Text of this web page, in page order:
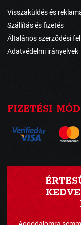
Visszaküldés és
Szállítás és fizetés
Általános szerződési
Adatvédelmi irányelvek
FIZETÉSI